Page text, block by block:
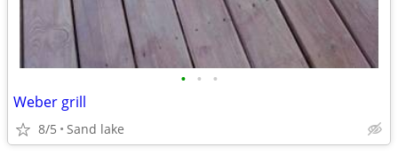
• • •
Weber grill
8/5 Sand lake